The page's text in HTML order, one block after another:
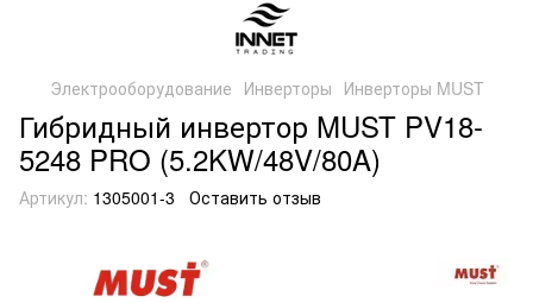
Электрооборудование Инверторы Инверторы MUST
Гибридный инвертор MUST PV18-
5248 PRO (5.2KW/48V/80A)
Артикул: 1305001-3 Оставить отзыв